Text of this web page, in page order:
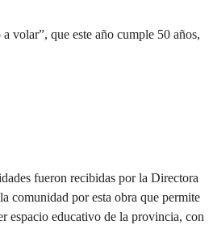
volar”, que este año cumple 50 años,
fueron recibidas por la Directora
comunidad por esta obra que permite
espacio educativo de la provincia, con